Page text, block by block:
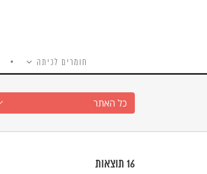
חומרים לכיתה
כל האתר
16 תוצאות